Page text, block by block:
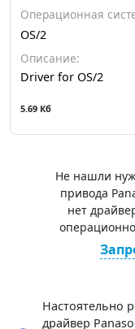
Операционная
OS/2
Описание:
Driver for OS/2
5.69 Кб
Не нашли
привода
нет
Настоятельно
драйвер